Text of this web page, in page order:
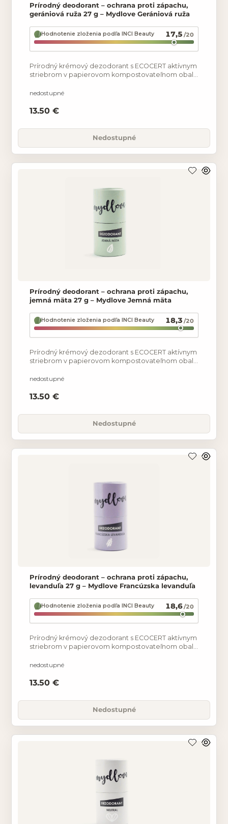
Prírodný deodorant – ochrana proti zápachu,
gerániová ruža 27 g – Mydlove Gerániová ruža
Hodnotenie zloženia podľa INCI Beauty 17,5 /20
Prírodný krémový dezodorant s ECOCERT aktívnym
striebrom v papierovom kompostovateľnom obale
a tak
nedostupné
13.50 €
Nedostupné
Prírodný deodorant – ochrana proti zápachu,
jemná mäta 27 g – Mydlove Jemná mäta
Hodnotenie zloženia podľa INCI Beauty 18,3 /20
Prírodný krémový dezodorant s ECOCERT aktívnym
striebrom v papierovom kompostovateľnom obale
a tak
nedostupné
13.50 €
Nedostupné
Prírodný deodorant – ochrana proti zápachu,
levanduľa 27 g – Mydlove Francúzska levanduľa
Hodnotenie zloženia podľa INCI Beauty 18,6/20
Prírodný krémový dezodorant s ECOCERT aktívnym
striebrom v papierovom kompostovateľnom obale
a tak
nedostupné
13.50 €
Nedostupné